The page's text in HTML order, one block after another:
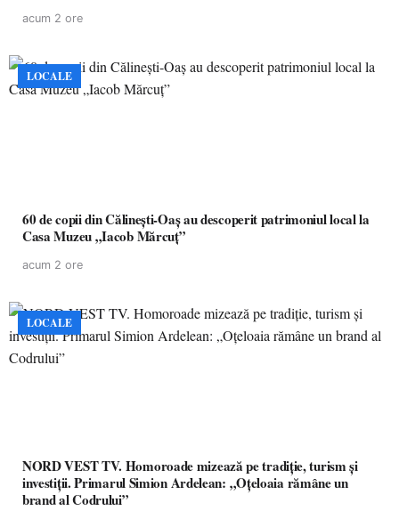
acum 2 ore
LOCALE
60 de copii din Călinești-Oaș au descoperit patrimoniul local la
Casa Muzeu „Iacob Mărcuț”
acum 2 ore
LOCALE
NORD VEST TV. Homoroade mizează pe tradiție, turism și
investiții. Primarul Simion Ardelean: „Oțeloaia rămâne un
brand al Codrului”